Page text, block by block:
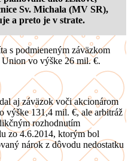
Sv. Michala (MV SR),
a preto je v strate.
s podmieneným záväzkom
vo výške 26 mil. €.
aj záväzok voči akcionárom
výške 131,4 mil. €, ale arbitráž
rozhodnutím
zo 4.6.2014, ktorým bol
nárok z dôvodu nedostatku